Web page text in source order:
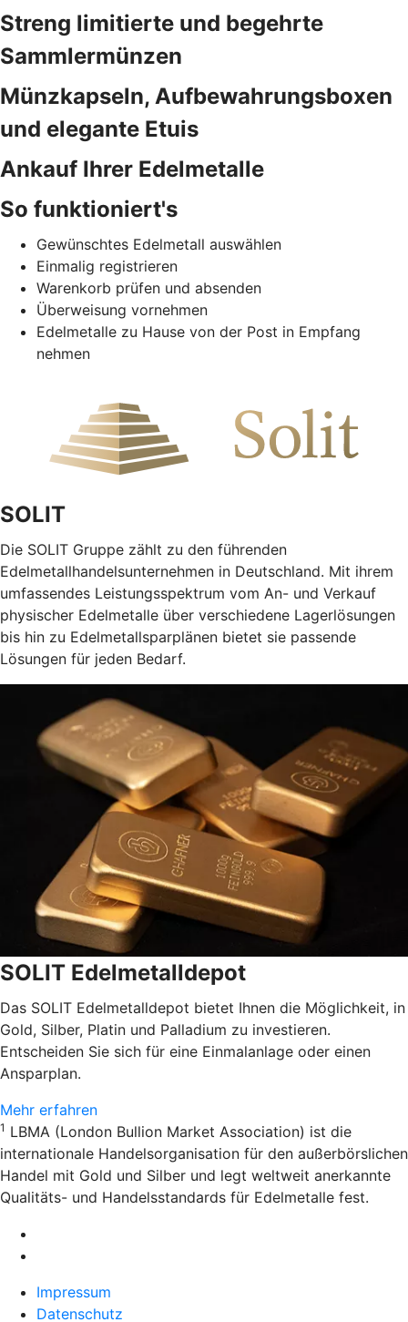
Streng limitierte und begehrte
Sammlermünzen
Münzkapseln, Aufbewahrungsboxen
und elegante Etuis
Ankauf Ihrer Edelmetalle
So funktioniert's
Gewünschtes Edelmetall auswählen
Einmalig registrieren
Warenkorb prüfen und absenden
Überweisung vornehmen
Edelmetalle zu Hause von der Post in Empfang
nehmen
SOLIT
Die SOLIT Gruppe zählt zu den führenden
Edelmetallhandelsunternehmen in Deutschland. Mit ihrem
umfassendes Leistungsspektrum vom An- und Verkauf
physischer Edelmetalle über verschiedene Lagerlösungen
bis hin zu Edelmetallsparplänen bietet sie passende
Lösungen für jeden Bedarf.
SOLIT Edelmetalldepot
Das SOLIT Edelmetalldepot bietet Ihnen die Möglichkeit, in
Gold, Silber, Platin und Palladium zu investieren.
Entscheiden Sie sich für eine Einmalanlage oder einen
Ansparplan.
Mehr erfahren
1 LBMA (London Bullion Market Association) ist die
internationale Handelsorganisation für den außerbörslichen
Handel mit Gold und Silber und legt weltweit anerkannte
Qualitäts- und Handelsstandards für Edelmetalle fest.
Impressum
Datenschutz